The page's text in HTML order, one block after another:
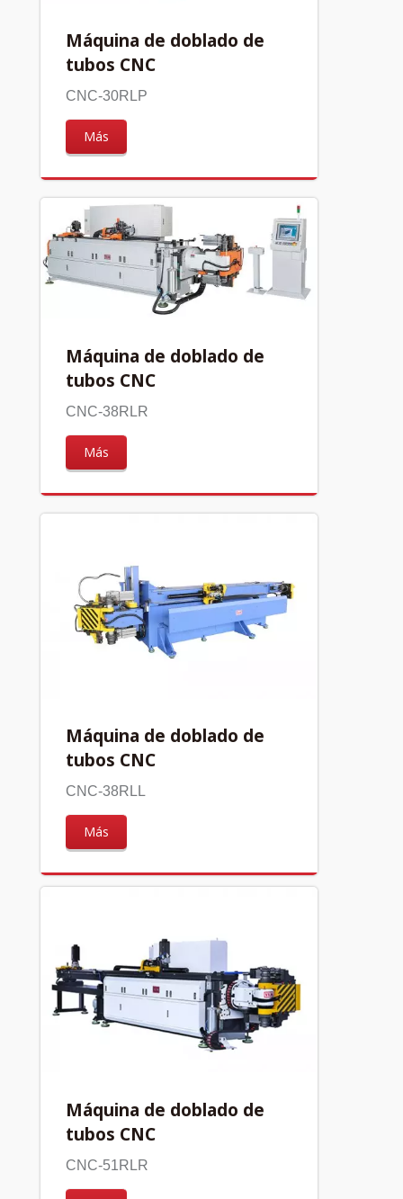
Máquina de doblado de
tubos CNC
CNC-30RLP
Más
Máquina de doblado de
tubos CNC
CNC-38RLR
Más
Máquina de doblado de
tubos CNC
CNC-38RLL
Más
Máquina de doblado de
tubos CNC
CNC-51RLR